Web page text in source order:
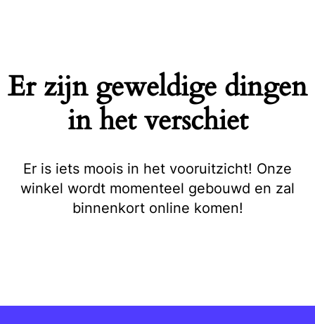
Er zijn geweldige dingen
in het verschiet
Er is iets moois in het vooruitzicht! Onze
winkel wordt momenteel gebouwd en zal
binnenkort online komen!